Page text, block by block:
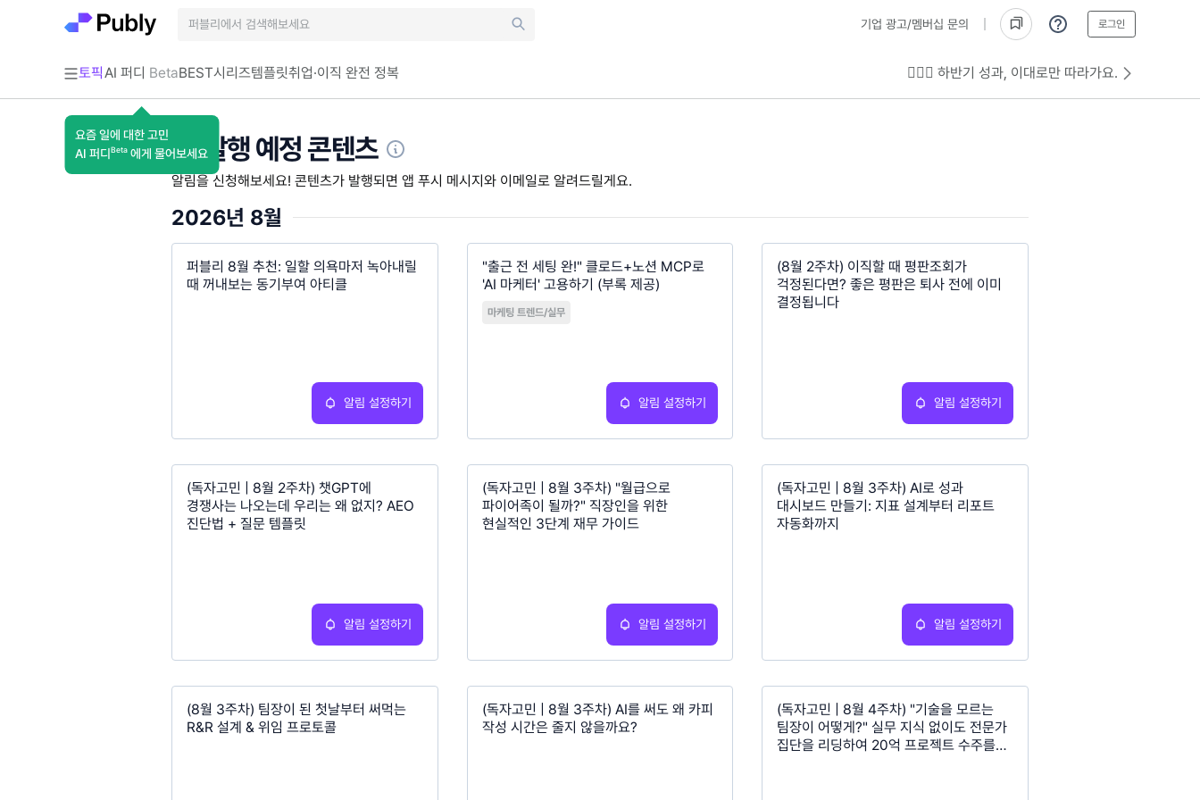
기업 광고/멤버십 문의 로그인
토픽AI 퍼디 Beta
요즘 일에 대한 고민
AI 퍼디 Beta 에게 물어보세요
BEST시리즈템플릿취업·이직 완전 정복 💁🏻‍♂️ 하반기 성과, 이대로만 따라가요.
🔔 발행 예정 콘텐츠
알림을 신청해보세요! 콘텐츠가 발행되면 앱 푸시 메시지와 이메일로 알려드릴게요.
2026년 8월
퍼블리 8월 추천: 일할 의욕마저 녹아내릴
때 꺼내보는 동기부여 아티클
알림 설정하기
"출근 전 세팅 완!" 클로드+노션 MCP로
'AI 마케터' 고용하기 (부록 제공)
마케팅 트렌드/실무
알림 설정하기
(8월 2주차) 이직할 때 평판조회가
걱정된다면? 좋은 평판은 퇴사 전에 이미
결정됩니다
알림 설정하기
(독자고민 | 8월 2주차) 챗GPT에
경쟁사는 나오는데 우리는 왜 없지? AEO
진단법 + 질문 템플릿
알림 설정하기
(독자고민 | 8월 3주차) "월급으로
파이어족이 될까?" 직장인을 위한
현실적인 3단계 재무 가이드
알림 설정하기
(독자고민 | 8월 3주차) AI로 성과
대시보드 만들기: 지표 설계부터 리포트
자동화까지
알림 설정하기
(8월 3주차) 팀장이 된 첫날부터 써먹는
R&R 설계 & 위임 프로토콜
(독자고민 | 8월 3주차) AI를 써도 왜 카피
작성 시간은 줄지 않을까요?
(독자고민 | 8월 4주차) "기술을 모르는
팀장이 어떻게?" 실무 지식 없이도 전문가
집단을 리딩하여 20억 프로젝트 수주를